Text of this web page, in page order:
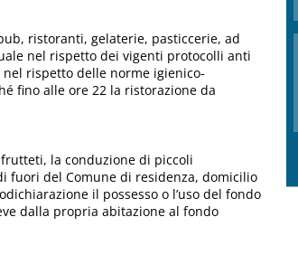
ristoranti, gelaterie, pasticcerie, ad
nel rispetto dei vigenti protocolli anti
rispetto delle norme igienico-
fino alle ore 22 la ristorazione da
la conduzione di piccoli
fuori del Comune di residenza, domicilio
il possesso o l’uso del fondo
dalla propria abitazione al fondo